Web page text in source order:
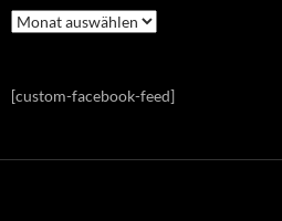
Archiv
FC34
[custom-facebook-feed]